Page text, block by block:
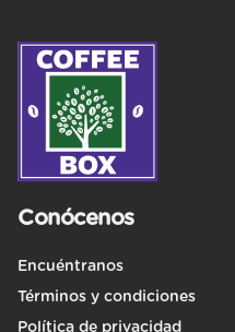
Conócenos
Encuéntranos
Términos y condiciones
Política de privacidad